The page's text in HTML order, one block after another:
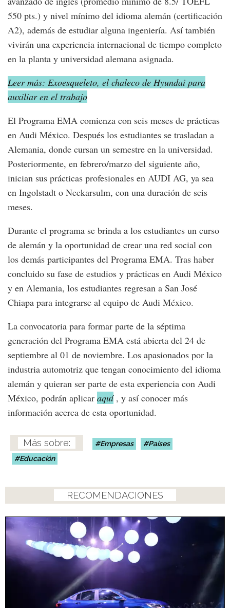
550 pts.) y nivel mínimo del idioma alemán (certificación
A2), además de estudiar alguna ingeniería. Así también
vivirán una experiencia internacional de tiempo completo
en la planta y universidad alemana asignada.
Leer más: Exoesqueleto, el chaleco de Hyundai para
auxiliar en el trabajo
El Programa EMA comienza con seis meses de prácticas
en Audi México. Después los estudiantes se trasladan a
Alemania, donde cursan un semestre en la universidad.
Posteriormente, en febrero/marzo del siguiente año,
inician sus prácticas profesionales en AUDI AG, ya sea
en Ingolstadt o Neckarsulm, con una duración de seis
meses.
Durante el programa se brinda a los estudiantes un curso
de alemán y la oportunidad de crear una red social con
los demás participantes del Programa EMA. Tras haber
concluido su fase de estudios y prácticas en Audi México
y en Alemania, los estudiantes regresan a San José
Chiapa para integrarse al equipo de Audi México.
La convocatoria para formar parte de la séptima
generación del Programa EMA está abierta del 24 de
septiembre al 01 de noviembre. Los apasionados por la
industria automotriz que tengan conocimiento del idioma
alemán y quieran ser parte de esta experiencia con Audi
México, podrán aplicar aquí , y así conocer más
información acerca de esta oportunidad.
Empresas
Países
Educación
RECOMENDACIONES